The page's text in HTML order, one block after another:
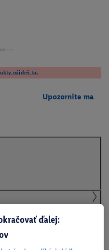
nájdeš tu.
Upozornite ma
ďalej: